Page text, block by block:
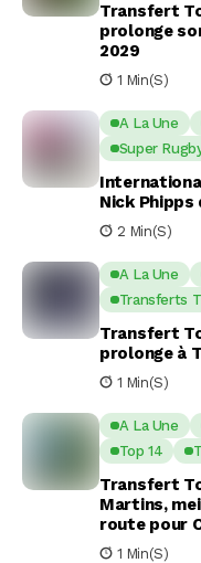
Transfert
prolonge
2029
1 Min(s)
A La Une
Super
Nick
2 Min(s)
A La Une
Transferts
Transfert
prolonge à
1 Min(s)
A La Une
Top 14
Transfert
Martins,
route pour
1 Min(s)